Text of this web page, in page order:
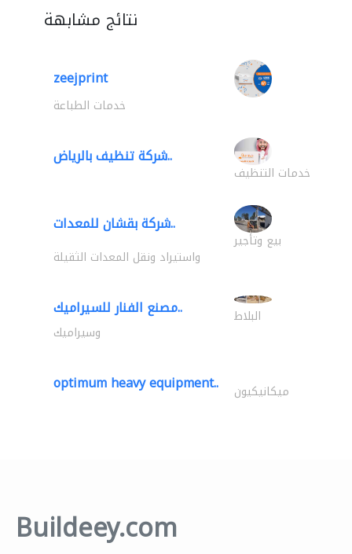
نتائج مشابهة
zeejprint
خدمات الطباعة
شركة تنظيف بالرياض..
خدمات التنظيف
شركة بقشان للمعدات..
بيع وتأجير
واستيراد ونقل المعدات الثقيلة
مصنع الفنار للسيراميك.. البلاط
وسيراميك
optimum heavy equipment.. ميكانيكيون
Buildeey.com